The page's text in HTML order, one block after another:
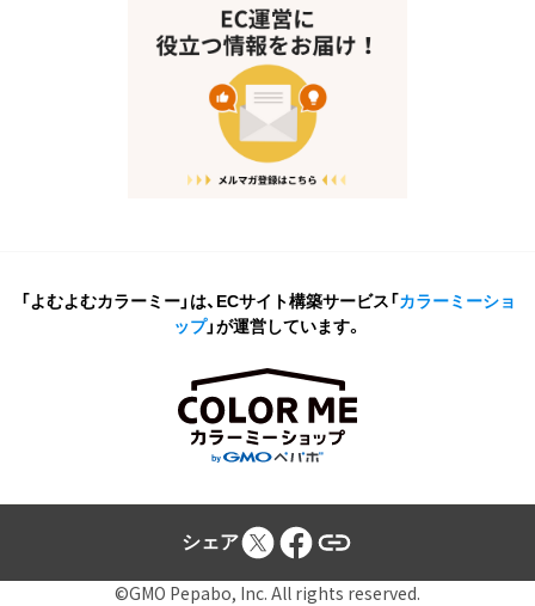
「よむよむカラーミー」は、ECサイト構築サービス「カラーミーショ
ップ」が運営しています。
シェア
©GMO Pepabo, Inc. All rights reserved.